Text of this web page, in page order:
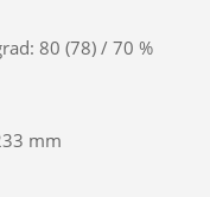
80 (78) / 70 %
mm